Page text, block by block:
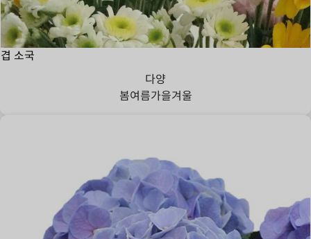
겹 소국
다양
봄여름가을겨울